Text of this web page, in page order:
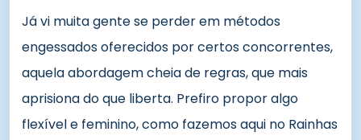
Já vi muita gente se perder em métodos
engessados oferecidos por certos concorrentes,
aquela abordagem cheia de regras, que mais
aprisiona do que liberta. Prefiro propor algo
flexível e feminino, como fazemos aqui no Rainhas